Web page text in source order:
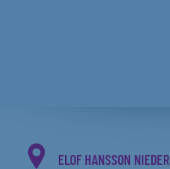
ELOF HANSSON